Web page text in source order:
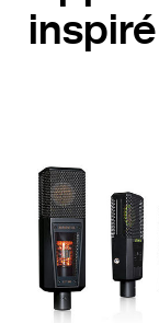
inspiré